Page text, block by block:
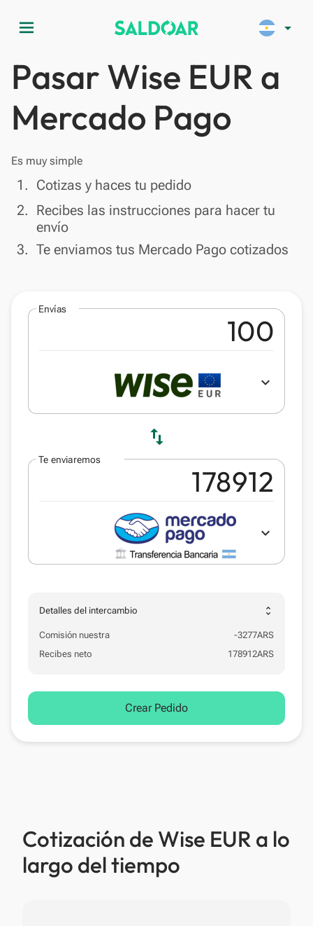
menu arrow_drop_down
Pasar Wise EUR a
Mercado Pago
Es muy simple
done
1. Cotizas y haces tu pedido
done
2. Recibes las instrucciones para hacer tu
envío
done
3. Te enviamos tus Mercado Pago cotizados
Envías
expand_more
swap_vert
Te enviaremos
expand_more
Detalles del intercambio unfold_more
Comisión nuestra -3277ARS
Recibes neto
178912ARS
Crear Pedido
Cotización de Wise EUR a lo
largo del tiempo